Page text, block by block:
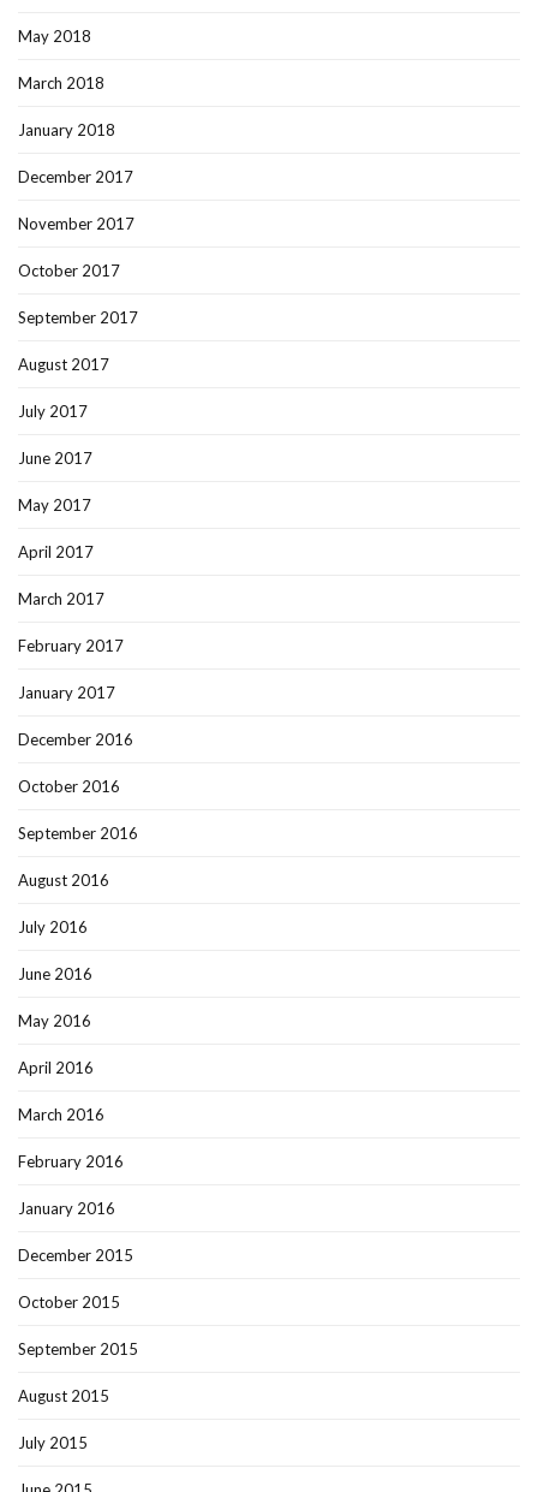
May 2018
March 2018
January 2018
December 2017
November 2017
October 2017
September 2017
August 2017
July 2017
June 2017
May 2017
April 2017
March 2017
February 2017
January 2017
December 2016
October 2016
September 2016
August 2016
July 2016
June 2016
May 2016
April 2016
March 2016
February 2016
January 2016
December 2015
October 2015
September 2015
August 2015
July 2015